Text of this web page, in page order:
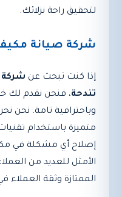
لتحقيق راحة نزلائك.
شركة صيانة
إذا كنت تبحث عن شركة
تندحة، فنحن نقدم لك
وباحترافية تامة. نحن
متميزة باستخدام
إصلاح أي مشكلة في
الأمثل للعديد من
الممتازة وثقة العملاء